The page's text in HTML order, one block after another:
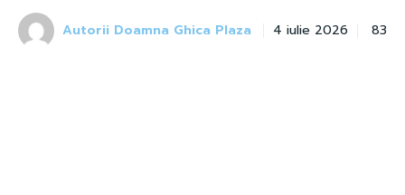
Autorii Doamna Ghica Plaza 4 iulie 2026 83